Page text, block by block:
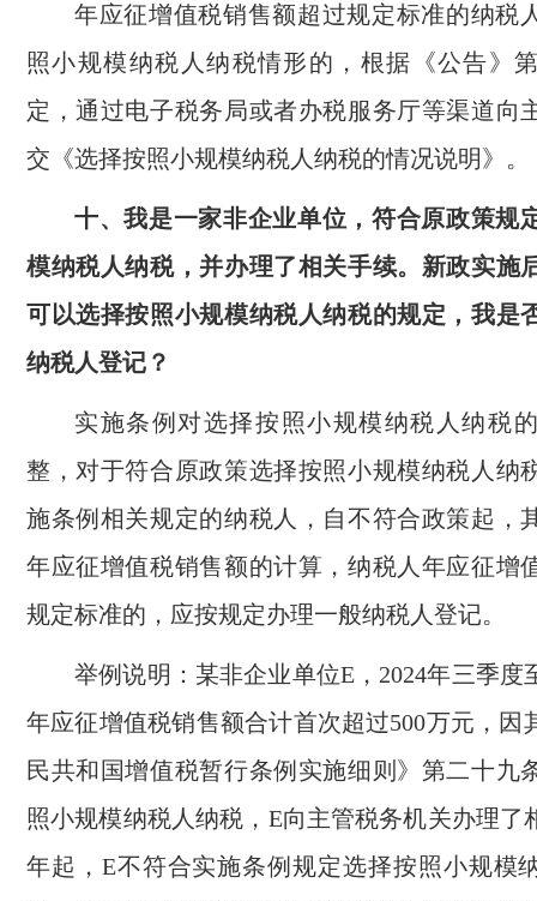
年应征增值税销售额超过规定标准的纳税
照小规模纳税人纳税情形的，根据《公告》
定，通过电子税务局或者办税服务厅等渠道向
交《选择按照小规模纳税人纳税的情况说明》。
十、我是一家非企业单位，符合原政策规
模纳税人纳税，并办理了相关手续。新政实施
可以选择按照小规模纳税人纳税的规定，我是
纳税人登记？
实施条例对选择按照小规模纳税人纳税
整，对于符合原政策选择按照小规模纳税人纳
施条例相关规定的纳税人，自不符合政策起，
年应征增值税销售额的计算，纳税人年应征增
规定标准的，应按规定办理一般纳税人登记。
举例说明：某非企业单位E，2024年三季度
年应征增值税销售额合计首次超过500万元，因
民共和国增值税暂行条例实施细则》第二十九
照小规模纳税人纳税，E向主管税务机关办理了
年起，E不符合实施条例规定选择按照小规模